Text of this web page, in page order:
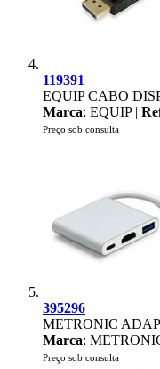
119391
EQUIP CABO
Marca: EQUIP |
Preço sob consulta
395296
METRONIC
Marca:
Preço sob consulta